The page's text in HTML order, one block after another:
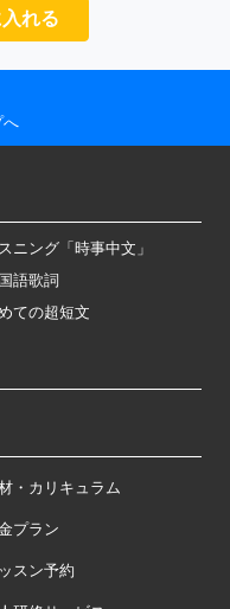
れる
へ
ニング「時事中文」
語歌詞
ての超短文
・カリキュラム
プラン
スン予約